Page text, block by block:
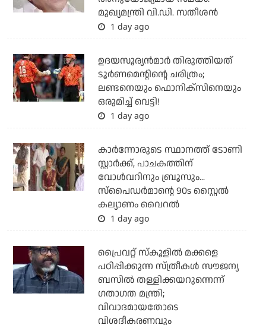
മുഖ്യമന്ത്രി വി.ഡി. സതീശന്‍
1 day ago
ഉദയസൂര്യന്‍മാര്‍ തിരുത്തിയത്
ടൂര്‍ണമെന്റിന്റെ ചരിത്രം;
ലണ്ടനെയും ഫൊനിക്‌സിനെയും
ഒരുമിച്ച് വെട്ടി!
1 day ago
കാര്‍ന്നോരുടെ സ്ഥാനത്ത് ടോണി
സ്റ്റാര്‍ക്ക്, പാചകത്തിന്
വോള്‍വറിനും ബ്രൂസും...
സ്‌പൈഡര്‍മാന്റെ 90s സ്റ്റൈല്‍
കല്യാണം വൈറല്‍
1 day ago
പ്രൈവറ്റ് സ്‌കൂളില്‍ മക്കളെ
പഠിപ്പിക്കുന്ന സ്ത്രീകള്‍ സൗജന്യ
ബസില്‍ തള്ളിക്കയറുന്നെന്ന്
ഗതാഗത മന്ത്രി;
വിവാദമായതോടെ
വിശദീകരണവും